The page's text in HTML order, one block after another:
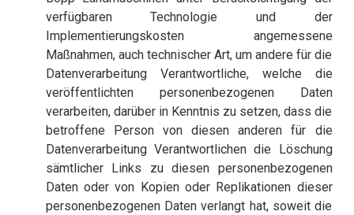
verfügbaren Technologie und der
Implementierungskosten angemessene
Maßnahmen, auch technischer Art, um andere für die
Datenverarbeitung Verantwortliche, welche die
veröffentlichten personenbezogenen Daten
verarbeiten, darüber in Kenntnis zu setzen, dass die
betroffene Person von diesen anderen für die
Datenverarbeitung Verantwortlichen die Löschung
sämtlicher Links zu diesen personenbezogenen
Daten oder von Kopien oder Replikationen dieser
personenbezogenen Daten verlangt hat, soweit die